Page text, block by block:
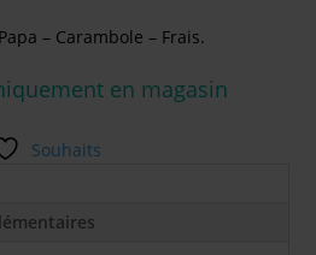
– Carambole – Frais.
en magasin
Souhaits